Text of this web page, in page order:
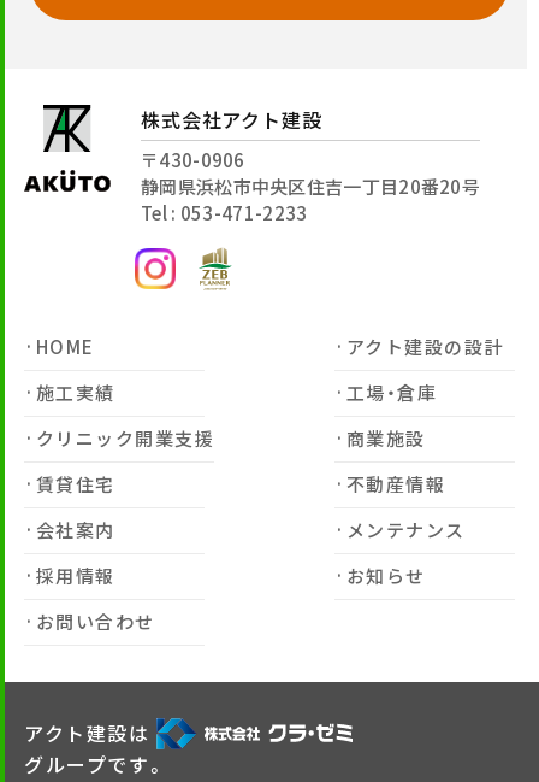
株式会社アクト建設
〒430-0906
静岡県浜松市中央区住吉一丁目20番20号
Tel : 053-471-2233
HOME
アクト建設の設計
施工実績
工場・倉庫
クリニック開業支援
商業施設
賃貸住宅
不動産情報
会社案内
メンテナンス
採用情報
お知らせ
お問い合わせ
アクト建設は
グループです。